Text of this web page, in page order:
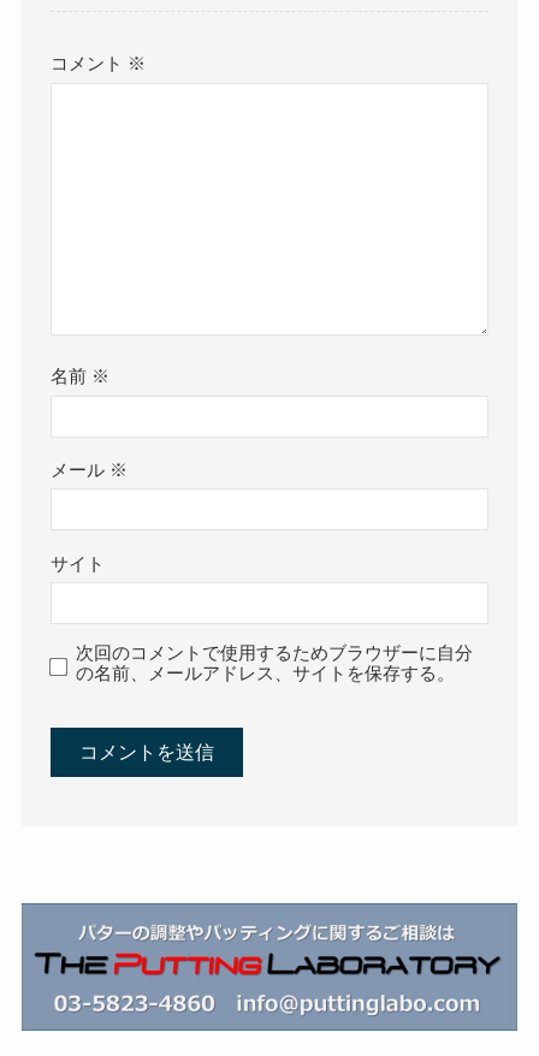
コメント ※
名前 ※
メール ※
サイト
次回のコメントで使用するためブラウザーに自分
の名前、メールアドレス、サイトを保存する。